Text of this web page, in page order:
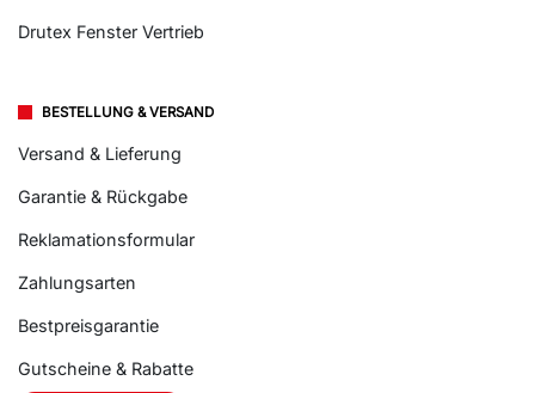
Drutex Fenster Vertrieb
BESTELLUNG & VERSAND
Versand & Lieferung
Garantie & Rückgabe
Reklamationsformular
Zahlungsarten
Bestpreisgarantie
Gutscheine & Rabatte